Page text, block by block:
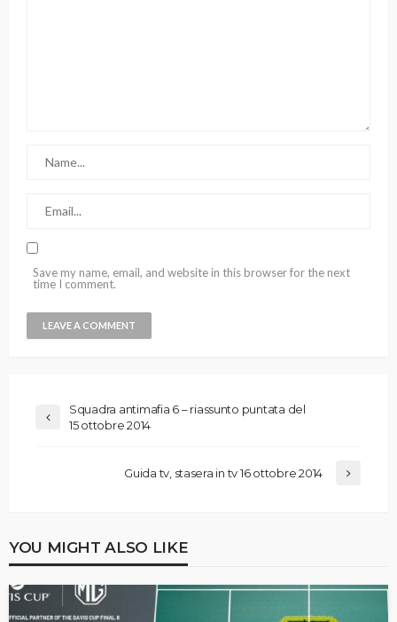
Save my name, email, and website in this browser for the next
time I comment.
Squadra antimafia 6 – riassunto puntata del
15 ottobre 2014
Guida tv, stasera in tv 16 ottobre 2014
YOU MIGHT ALSO LIKE